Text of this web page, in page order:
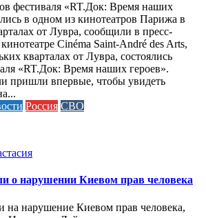
фестиваля «RT.Док: Время наших
в одном из кинотеатров Парижа в
от Лувра, сообщили в пресс-
Cinéma Saint-André des Arts,
кварталах от Лувра, состоялись
«RT.Док: Время наших героев».
пришли впервые, чтобы увидеть
Россия СВО
о нарушении Киевом прав человека
нарушение Киевом прав человека,